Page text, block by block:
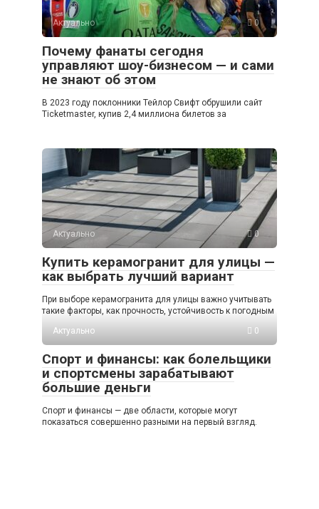
Актуально 0
Почему фанаты сегодня
управляют шоу-бизнесом — и сами
не знают об этом
В 2023 году поклонники Тейлор Свифт обрушили сайт
Ticketmaster, купив 2,4 миллиона билетов за
Актуально 0
Купить керамогранит для улицы —
как выбрать лучший вариант
При выборе керамогранита для улицы важно учитывать
такие факторы, как прочность, устойчивость к погодным
Актуально
0
Спорт и финансы: как болельщики
и спортсмены зарабатывают
большие деньги
Спорт и финансы — две области, которые могут
показаться совершенно разными на первый взгляд.